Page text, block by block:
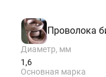
Проволока
Диаметр, мм
1,6
Основная марка